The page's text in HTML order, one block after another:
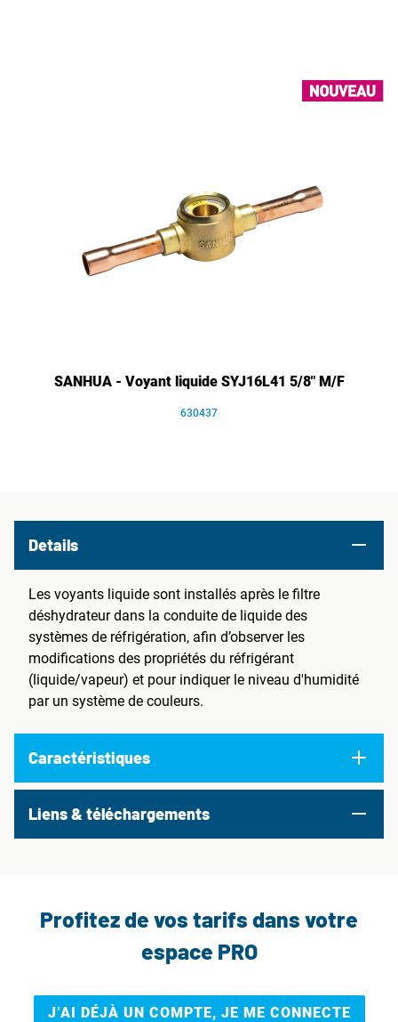
SANHUA - Voyant liquide SYJ16L41 5/8" M/F
630437
Details
Les voyants liquide sont installés après le filtre
déshydrateur dans la conduite de liquide des
systèmes de réfrigération, afin d’observer les
modifications des propriétés du réfrigérant
(liquide/vapeur) et pour indiquer le niveau d'humidité
par un système de couleurs.
Caractéristiques
Liens & téléchargements
Profitez de vos tarifs dans votre
espace PRO
J’AI DÉJÀ UN COMPTE, JE ME CONNECTE